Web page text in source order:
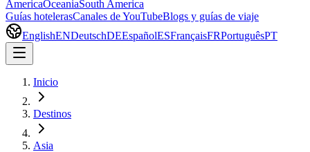
AmericaOceaniaSouth America
Guías hotelerasCanales de YouTubeBlogs y guías de viaje
EnglishENDeutschDEEspañolESFrançaisFRPortuguêsPT
Inicio
Destinos
Asia